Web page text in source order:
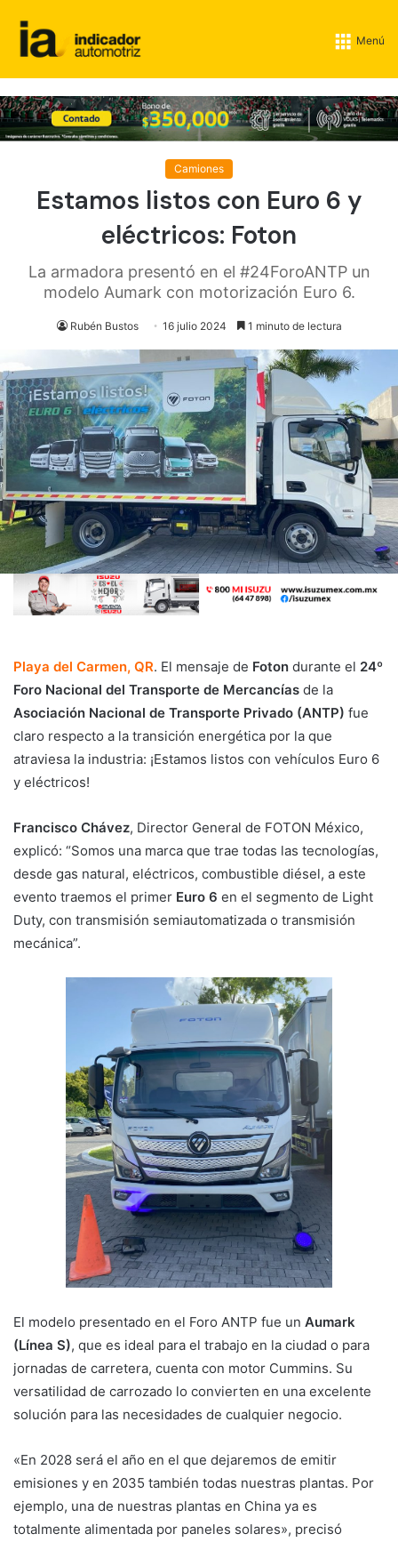
Menú
Camiones
Estamos listos con Euro 6 y
eléctricos: Foton
La armadora presentó en el #24ForoANTP un
modelo Aumark con motorización Euro 6.
Rubén Bustos 16 julio 2024 1 minuto de lectura
Playa del Carmen, QR. El mensaje de Foton durante el 24º
Foro Nacional del Transporte de Mercancías de la
Asociación Nacional de Transporte Privado (ANTP) fue
claro respecto a la transición energética por la que
atraviesa la industria: ¡Estamos listos con vehículos Euro 6
y eléctricos!
Francisco Chávez, Director General de FOTON México,
explicó: “Somos una marca que trae todas las tecnologías,
desde gas natural, eléctricos, combustible diésel, a este
evento traemos el primer Euro 6 en el segmento de Light
Duty, con transmisión semiautomatizada o transmisión
mecánica”.
El modelo presentado en el Foro ANTP fue un Aumark
(Línea S), que es ideal para el trabajo en la ciudad o para
jornadas de carretera, cuenta con motor Cummins. Su
versatilidad de carrozado lo convierten en una excelente
solución para las necesidades de cualquier negocio.
«En 2028 será el año en el que dejaremos de emitir
emisiones y en 2035 también todas nuestras plantas. Por
ejemplo, una de nuestras plantas en China ya es
totalmente alimentada por paneles solares», precisó